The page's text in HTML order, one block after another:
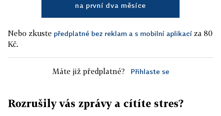
na první dva měsíce
Nebo zkuste předplatné bez reklam a s mobilní aplikací za 80
Kč.
Máte již předplatné? Přihlaste se
Rozrušily vás zprávy a cítíte stres?